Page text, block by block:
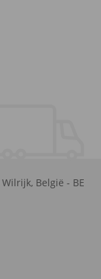
Wilrijk, België - BE